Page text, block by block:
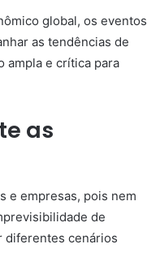
global, os eventos
as tendências de
ampla e crítica para
as
e empresas, pois nem
de
diferentes cenários